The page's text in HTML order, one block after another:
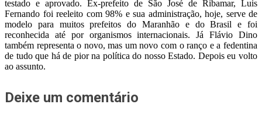
testado e aprovado. Ex-prefeito de São José de Ribamar, Luis
Fernando foi reeleito com 98% e sua administração, hoje, serve de
modelo para muitos prefeitos do Maranhão e do Brasil e foi
reconhecida até por organismos internacionais. Já Flávio Dino
também representa o novo, mas um novo com o ranço e a fedentina
de tudo que há de pior na política do nosso Estado. Depois eu volto
ao assunto.
Deixe um comentário